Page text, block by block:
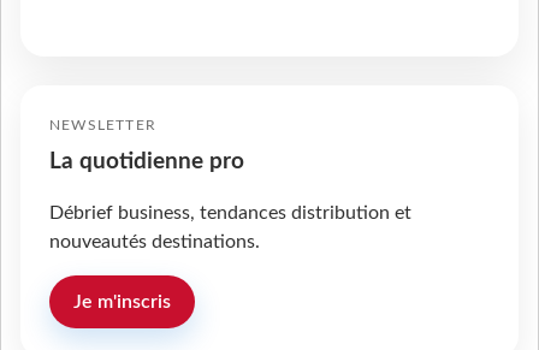
NEWSLETTER
La quotidienne pro
Débrief business, tendances distribution et
nouveautés destinations.
Je m'inscris